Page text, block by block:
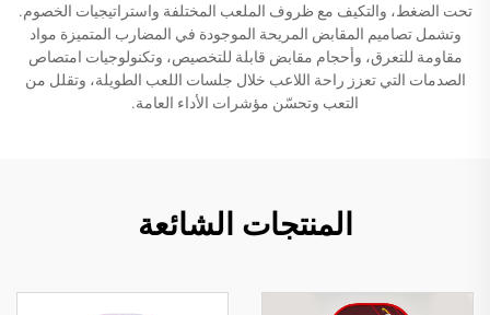
تحت الضغط، والتكيف مع ظروف الملعب المختلفة واستراتيجيات الخصوم.
وتشمل تصاميم المقابض المريحة الموجودة في المضارب المتميزة مواد
مقاومة للتعرق، وأحجام مقابض قابلة للتخصيص، وتكنولوجيات امتصاص
الصدمات التي تعزز راحة اللاعب خلال جلسات اللعب الطويلة، وتقلل من
التعب وتحسّن مؤشرات الأداء العامة.
المنتجات الشائعة